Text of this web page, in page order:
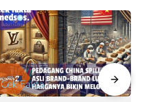
Cek Fakta